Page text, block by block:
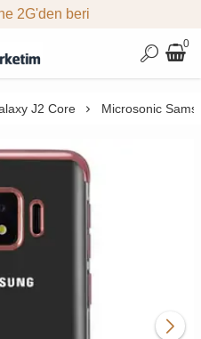
2G'den beri
0
J2 Core Microsonic